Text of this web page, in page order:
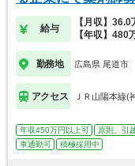
給与
【月収】
【年収】480
勤務地 広島県 尾道市
アクセス ＪＲ山陽本線(
年収450万円以上可 原則、引
車通勤可
積極採用中